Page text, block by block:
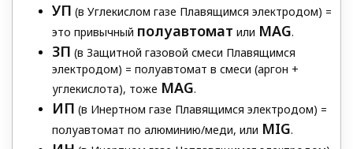
УП (в Углекислом газе Плавящимся электродом) =
это привычный полуавтомат или MAG.
ЗП (в Защитной газовой смеси Плавящимся
электродом) = полуавтомат в смеси (аргон +
углекислота), тоже MAG.
ИП (в Инертном газе Плавящимся электродом) =
полуавтомат по алюминию/меди, или MIG.